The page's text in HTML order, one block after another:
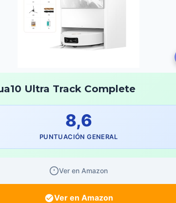
Ultra Track Complete
8,6
PUNTUACIÓN GENERAL
Ver en Amazon
Ver en Amazon